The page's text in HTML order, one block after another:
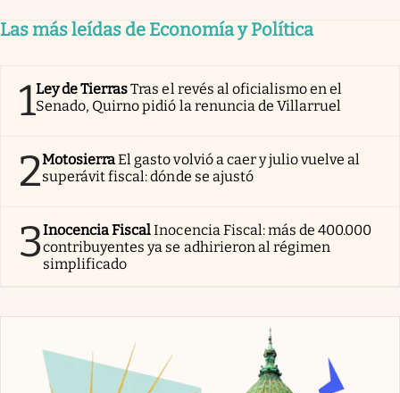
Las más leídas de Economía y Política
1Ley de TierrasTras el revés al oficialismo en el
Senado, Quirno pidió la renuncia de Villarruel
2MotosierraEl gasto volvió a caer y julio vuelve al
superávit fiscal: dónde se ajustó
3Inocencia FiscalInocencia Fiscal: más de 400.000
contribuyentes ya se adhirieron al régimen
simplificado